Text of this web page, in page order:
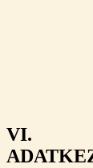
VI.